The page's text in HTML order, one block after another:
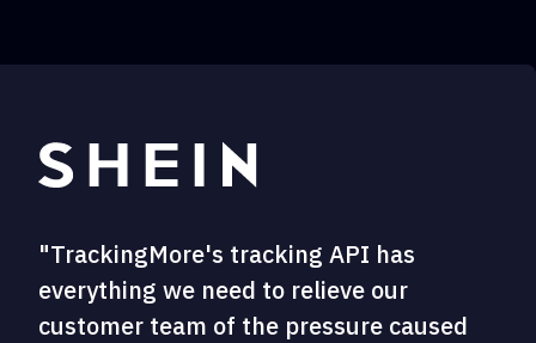
"TrackingMore's tracking API has
everything we need to relieve our
customer team of the pressure caused